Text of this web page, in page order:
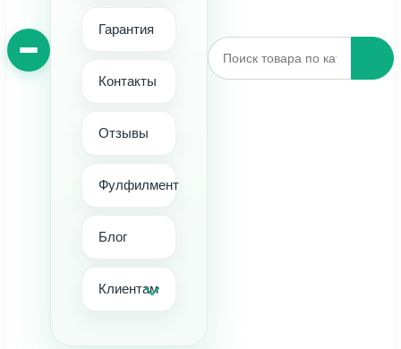
Гарантия
Контакты
Отзывы
Фулфилмент
Блог
Клиентам